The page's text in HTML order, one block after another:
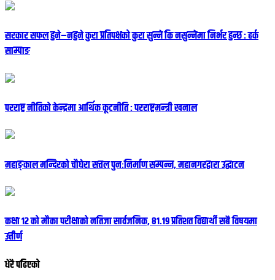
सरकार सफल हुने–नहुने कुरा प्रतिपक्षको कुरा सुन्ने कि नसुन्नेमा निर्भर हुन्छ : हर्क
साम्पाङ
परराष्ट्र नीतिको केन्द्रमा आर्थिक कूटनीति : परराष्ट्रमन्त्री खनाल
महाङ्काल मन्दिरको चौघेरा सत्तल पुनःनिर्माण सम्पन्न, महानगरद्वारा उद्घाटन
कक्षा १२ को मौका परीक्षाको नतिजा सार्वजनिक, ८१.१९ प्रतिशत विद्यार्थी सबै विषयमा
उत्तीर्ण
धेरै पढिएको